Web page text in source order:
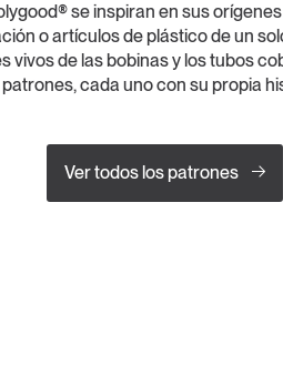
se inspiran en sus
o artículos de plástico de un
vivos de las bobinas y los tubos
patrones, cada uno con su propia
Ver todos los patrones